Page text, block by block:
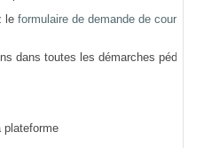
le formulaire de demande de cours
dans toutes les démarches
plateforme